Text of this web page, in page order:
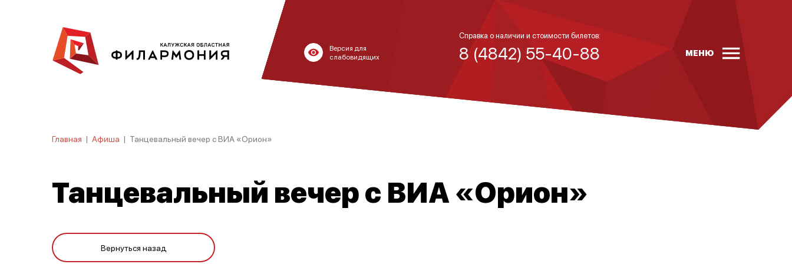
Версия для
слабовидящих
Справка о наличии и стоимости билетов:
8 (4842) 55-40-88 МЕНЮ
Главная | Афиша | Танцевальный вечер с ВИА «Орион»
Танцевальный вечер с ВИА «Орион»
Вернуться назад